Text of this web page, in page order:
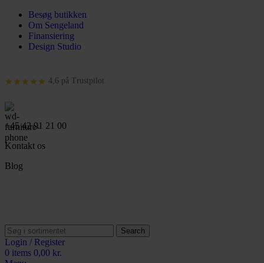
Besøg butikken
Om Sengeland
Finansiering
Design Studio
4,6 på Trustpilot
+45 42 91 21 00
Kontakt os
Blog
Search
Login / Register
0 items 0,00 kr.